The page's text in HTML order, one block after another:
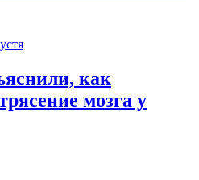
как
мозга у